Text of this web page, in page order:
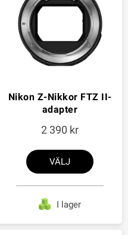
Nikon Z-Nikkor FTZ II-
adapter
2 390
VÄLJ
I lager